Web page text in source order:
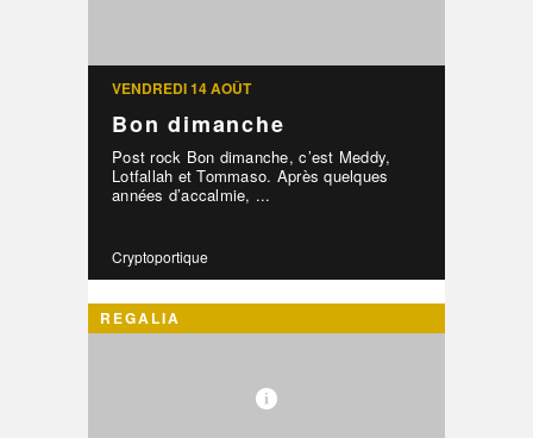
VENDREDI 14 AOÛT
Bon dimanche
Post rock Bon dimanche, c’est Meddy,
Lotfallah et Tommaso. Après quelques
années d’accalmie, ...
Cryptoportique
REGALIA